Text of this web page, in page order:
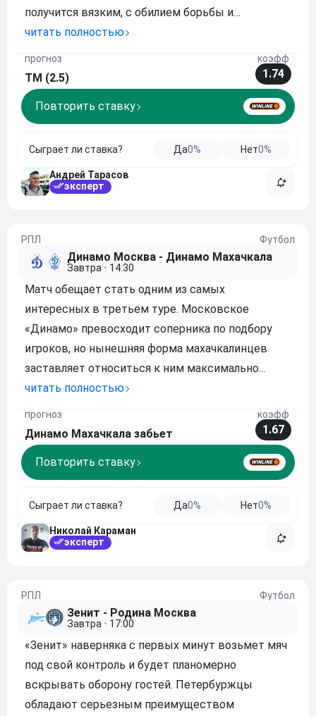
получится вязким, с обилием борьбы и
минимумом моментов. Московское «Динамо»
Гости же умеют обороняться и бить на
контратаках. Самый ве
читать полностью
прогноз
ТМ (2.5)
коэфф
1.74
Повторить ставку
Сыграет ли ставка? Да0% Нет0%
Андрей Тарасов
эксперт
РПЛ Футбол
Динамо Москва - Динамо Махачкала
Завтра • 14:30
Матч обещает стать одним из самых
интересных в третьем туре. Московское
«Динамо» превосходит соперника по подбору
игроков, но нынешняя форма махачкалинцев
заставляет относиться к ним максимально
серьезно. Динамо Махачкала забивает в 8 из 9
отступать уже практически некуда. Команда
обязана побеждать и наверняка
читать полностью
прогноз
Динамо Махачкала забьет
коэфф
1.67
Повторить ставку
Сыграет ли ставка? Да0% Нет0%
Николай Караман
эксперт
РПЛ Футбол
Зенит - Родина Москва
Завтра • 17:00
«Зенит» наверняка с первых минут возьмет мяч
под свой контроль и будет планомерно
вскрывать оборону гостей. Петербуржцы
обладают серьезным преимуществом